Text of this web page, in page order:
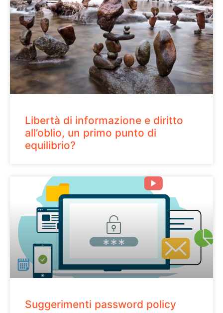
Libertà di informazione e diritto
all’oblio, un primo punto di
equilibrio?
Suggerimenti password policy